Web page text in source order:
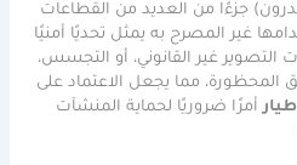
جزءًا من العديد من القطاعات
غير المصرح به يمثل تحديًا أمنيًا
غير القانوني، أو التجسس،
المحظورة، مما يجعل الاعتماد على
أمرًا ضروريًا لحماية المنشآت